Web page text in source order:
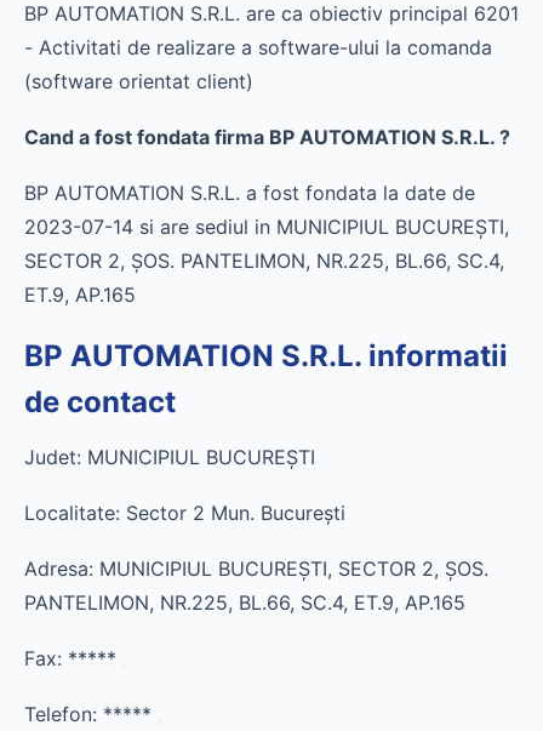
BP AUTOMATION S.R.L. are ca obiectiv principal 6201
- Activitati de realizare a software-ului la comanda
(software orientat client)
Cand a fost fondata firma BP AUTOMATION S.R.L. ?
BP AUTOMATION S.R.L. a fost fondata la date de
2023-07-14 si are sediul in MUNICIPIUL BUCUREŞTI,
SECTOR 2, ŞOS. PANTELIMON, NR.225, BL.66, SC.4,
ET.9, AP.165
BP AUTOMATION S.R.L. informatii
de contact
Judet: MUNICIPIUL BUCUREŞTI
Localitate: Sector 2 Mun. Bucureşti
Adresa: MUNICIPIUL BUCUREŞTI, SECTOR 2, ŞOS.
PANTELIMON, NR.225, BL.66, SC.4, ET.9, AP.165
Fax: *****
Telefon: *****